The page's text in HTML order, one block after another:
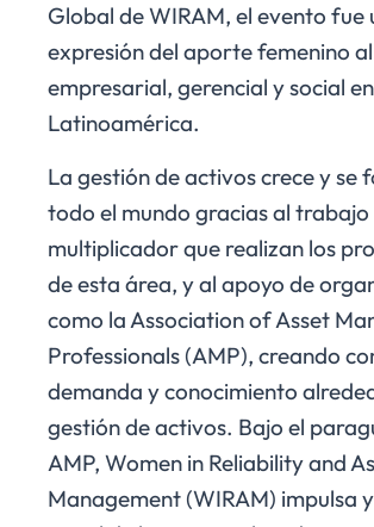
Global de WIRAM, el evento fue
expresión del aporte femenino
empresarial, gerencial y social en
Latinoamérica.
La gestión de activos crece y se
todo el mundo gracias al trabajo
multiplicador que realizan los
de esta área, y al apoyo de
como la Association of Asset
Professionals (AMP), creando
demanda y conocimiento
gestión de activos. Bajo el
AMP, Women in Reliability and
Management (WIRAM) impulsa